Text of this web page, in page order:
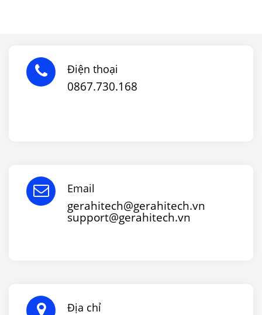
Điện thoại
0867.730.168
Email
gerahitech@gerahitech.vn
support@gerahitech.vn
Địa chỉ